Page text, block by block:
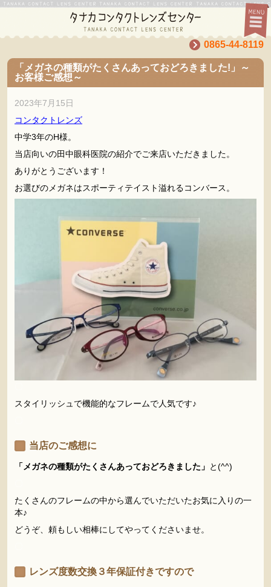
0865-44-8119
「メガネの種類がたくさんあっておどろきました!」～
お客様ご感想～
2023年7月15日
コンタクトレンズ
中学3年のH様。
当店向いの田中眼科医院の紹介でご来店いただきました。
ありがとうございます！
お選びのメガネはスポーティテイスト溢れるコンバース。
スタイリッシュで機能的なフレームで人気です♪
当店のご感想に
「メガネの種類がたくさんあっておどろきました」 と(^^)
たくさんのフレームの中から選んでいただいたお気に入りの一
本♪
どうぞ、頼もしい相棒にしてやってくださいませ。
レンズ度数交換３年保証付きですので